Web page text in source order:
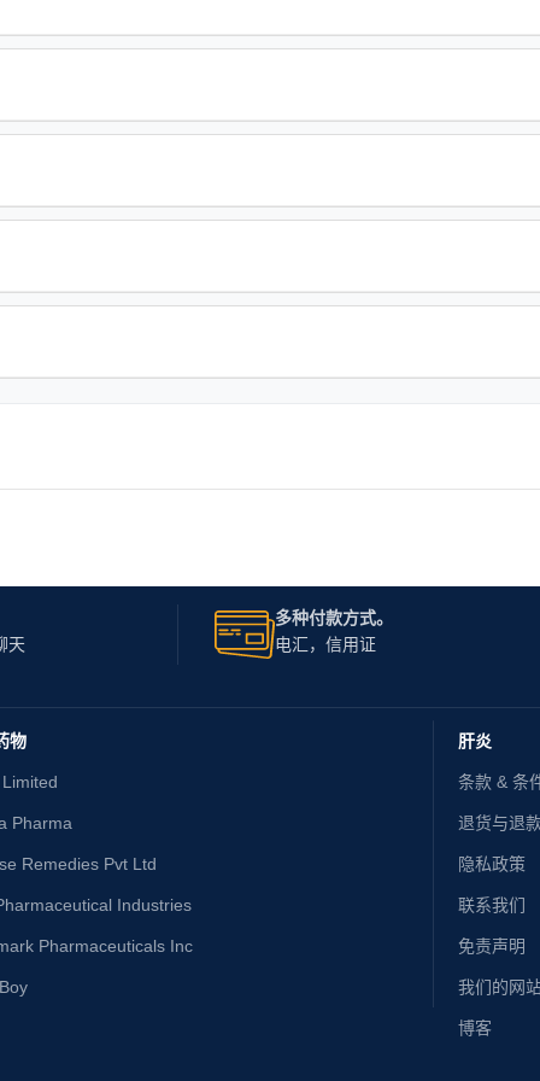
天
多种付款方式。
电汇，信用证
物
Pharma
Remedies Pvt Ltd
Industries
Pharmaceuticals Inc
肝炎
条款 & 条
退货与退
隐私政策
联系我们
免责声明
我们的网
博客